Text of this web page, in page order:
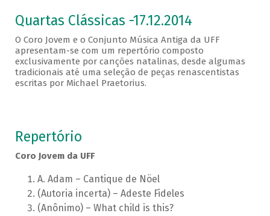
Quartas Clássicas -17.12.2014
O Coro Jovem e o Conjunto Música Antiga da UFF
apresentam-se com um repertório composto
exclusivamente por canções natalinas, desde algumas
tradicionais até uma seleção de peças renascentistas
escritas por Michael Praetorius.
Repertório
Coro Jovem da UFF
A. Adam – Cantique de Nöel
(Autoria incerta) – Adeste Fideles
(Anônimo) – What child is this?